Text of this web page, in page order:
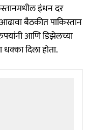
इंधन दर
बैठकीत पाकिस्तान
आणि डिझेलच्या
दिला होता.